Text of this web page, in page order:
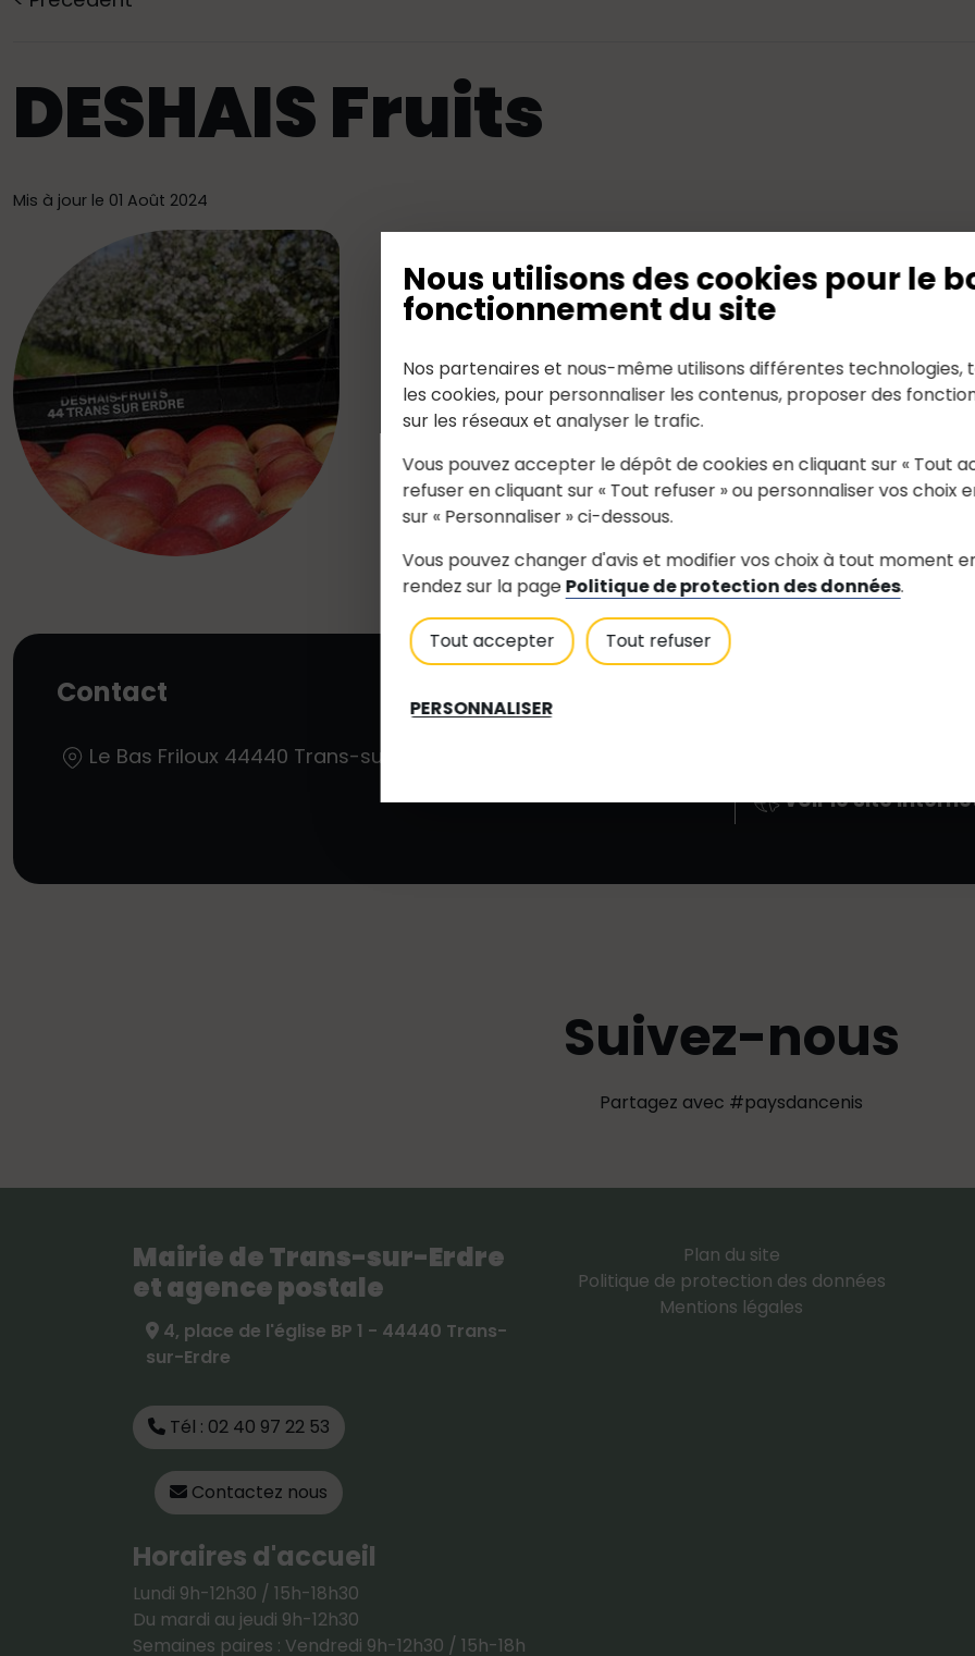
Nous utilisons des cookies pour le
fonctionnement du site
Nos partenaires et nous-même utilisons différentes technologies,
les cookies, pour personnaliser les contenus, proposer des
sur les réseaux et analyser le trafic.
Vous pouvez accepter le dépôt de cookies en cliquant sur « Tout
refuser en cliquant sur « Tout refuser » ou personnaliser vos choix
sur « Personnaliser » ci-dessous.
Vous pouvez changer d'avis et modifier vos choix à tout moment
rendez sur la page Politique de protection des données.
Tout accepter Tout refuser
PERSONNALISER
DESHAIS Fruits
Mis à jour le 01 Août 2024
Contact
Le Bas Friloux 44440 Trans-sur-Erdre
Voir le site
Suivez-nous
Partagez avec #paysdancenis
Mairie de Trans-sur-Erdre
et agence postale
4, place de l'église BP 1 - 44440 Trans-
sur-Erdre
Tél : 02 40 97 22 53
Contactez nous
Horaires d'accueil
Lundi 9h-12h30 / 15h-18h30
Du mardi au jeudi 9h-12h30
Semaines paires : Vendredi 9h-12h30 / 15h-18h
Plan du site
Politique de protection des données
Mentions légales